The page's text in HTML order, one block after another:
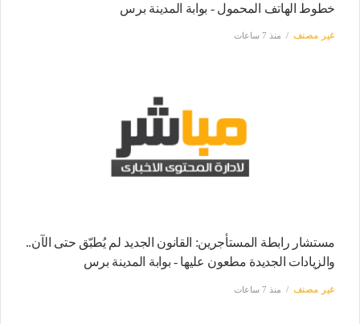
خطوط الهاتف المحمول - بوابة المدينة برس
غير مصنف منذ 7 ساعات
مستشار رابطة المستأجرين: القانون الجديد لم يُطبّق حتى الآن..
والزيادات الجديدة مطعون عليها - بوابة المدينة برس
غير مصنف منذ 7 ساعات